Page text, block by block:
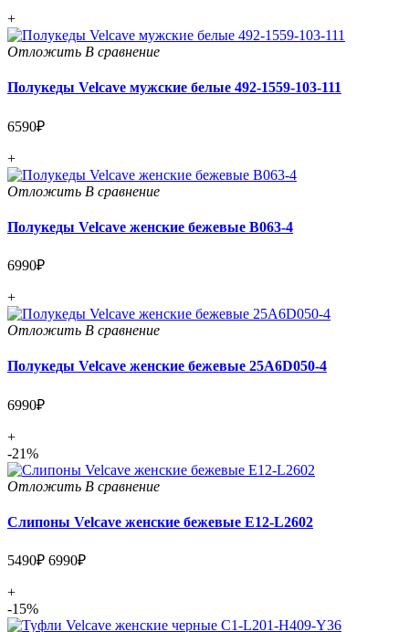
+
Отложить В сравнение
Полукеды Velcave мужские белые 492-1559-103-111
6590₽
+
Отложить В сравнение
Полукеды Velcave женские бежевые B063-4
6990₽
+
Отложить В сравнение
Полукеды Velcave женские бежевые 25A6D050-4
6990₽
+
-21%
Отложить В сравнение
Слипоны Velcave женские бежевые E12-L2602
5490₽ 6990₽
+
-15%